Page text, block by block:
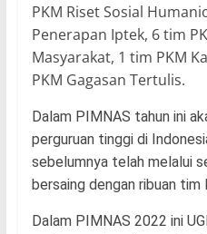
PKM Riset Sosial
Penerapan Iptek, 6 tim
Masyarakat, 1 tim PKM
PKM Gagasan Tertulis.
Dalam PIMNAS tahun ini
perguruan tinggi di
sebelumnya telah melalui
bersaing dengan ribuan tim
Dalam PIMNAS 2022 ini